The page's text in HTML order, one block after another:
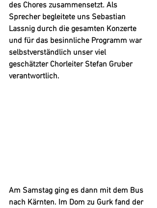
des Chores zusammensetzt. Als
Sprecher begleitete uns Sebastian
Lassnig durch die gesamten Konzerte
und für das besinnliche Programm war
selbstverständlich unser viel
geschätzter Chorleiter Stefan Gruber
verantwortlich.
Am Samstag ging es dann mit dem Bus
nach Kärnten. Im Dom zu Gurk fand der